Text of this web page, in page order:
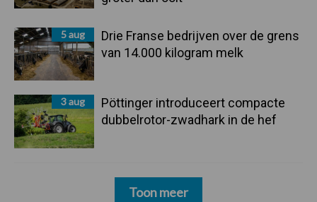
5 aug
Drie Franse bedrijven over de grens
van 14.000 kilogram melk
3 aug
Pöttinger introduceert compacte
dubbelrotor-zwadhark in de hef
Toon meer